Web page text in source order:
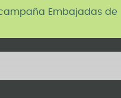
Embajadas de